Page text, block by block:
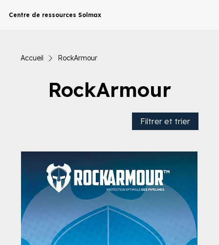
Centre de ressources Solmax
Accueil RockArmour
RockArmour
Filtrer et trier